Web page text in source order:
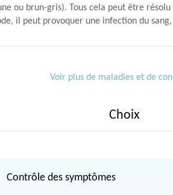
ou brun-gris). Tous cela peut être
il peut provoquer une infection du
Voir plus de maladies et de
Choix
Contrôle des symptômes